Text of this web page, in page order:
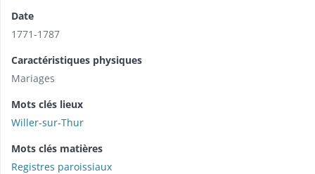
Date
1771-1787
Caractéristiques physiques
Mariages
Mots clés lieux
Willer-sur-Thur
Mots clés matières
Registres paroissiaux